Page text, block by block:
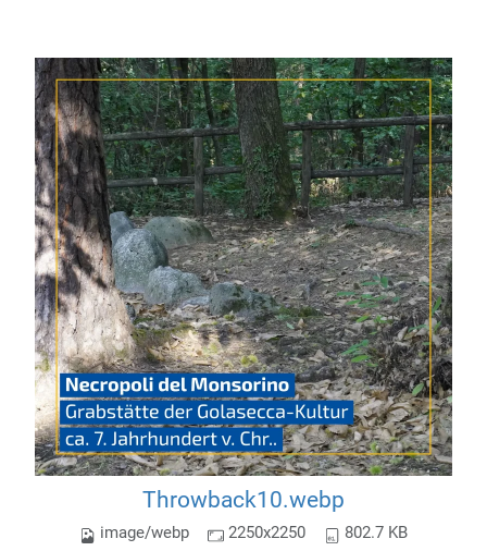
Throwback10.webp
image/webp 2250x2250 802.7 KB